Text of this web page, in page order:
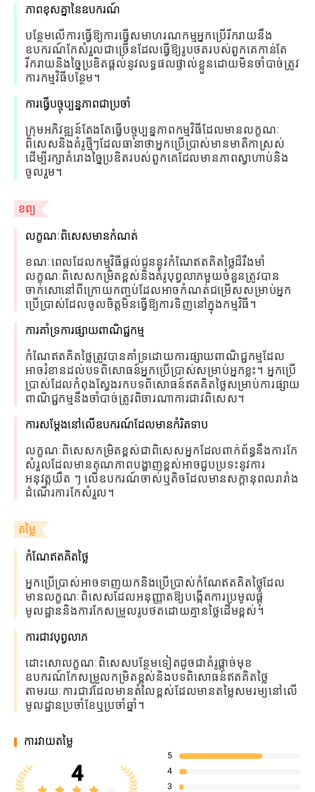
ភាពខុសគ្នានៃឧបករណ៍
បន្ថែមលើការធ្វើឱ្យការធ្វើសមាហរណកម្មអ្នកប្រើរីករាយនឹង
ឧបករណ៍កែសំរួលជាច្រើនដែលធ្វើឱ្យរូបថតរបស់ពួកគេកាន់តែ
រីករាយនិងច្នៃប្រឌិតផ្តល់នូវលទ្ធផលផ្ទាល់ខ្លួនដោយមិនចាំបាច់ត្រូវ
ការកម្មវិធីបន្ថែម។
ការធ្វើបច្ចុប្បន្នភាពជាប្រចាំ
ក្រុមអភិវឌ្ឍន៍តែងតែធ្វើបច្ចុប្បន្នភាពកម្មវិធីដែលមានលក្ខណៈ
ពិសេសនិងគំរូថ្មីៗដែលធានាថាអ្នកប្រើប្រាស់មានមាតិកាស្រស់
ដើម្បីរក្សាគំរោងច្នៃប្រឌិតរបស់ពួកគេដែលមានភាពស្វាហាប់និង
ចូលរួម។
ខព្យ
លក្ខណៈពិសេសមានកំណត់
ខណៈពេលដែលកម្មវិធីផ្តល់ជូននូវកំណែឥតគិតថ្លៃដ៏រឹងមាំ
លក្ខណៈពិសេសកម្រិតខ្ពស់និងគំរូបុព្វលាភមួយចំនួនត្រូវបាន
ចាក់សោនៅពីក្រោយកញ្ចប់ដែលអាចកំណត់ជម្រើសសម្រាប់អ្នក
ប្រើប្រាស់ដែលចូលចិត្តមិនធ្វើឱ្យការទិញនៅក្នុងកម្មវិធី។
ការគាំទ្រការផ្សាយពាណិជ្ជកម្ម
កំណែឥតគិតថ្លៃត្រូវបានគាំទ្រដោយការផ្សាយពាណិជ្ជកម្មដែល
អាចរំខានដល់បទពិសោធន៍អ្នកប្រើប្រាស់សម្រាប់អ្នកខ្លះ។ អ្នកប្រើ
ប្រាស់ដែលកំពុងស្វែងរកបទពិសោធន៍ឥតគិតថ្លៃសម្រាប់ការផ្សាយ
ពាណិជ្ជកម្មនឹងចាំបាច់ត្រូវពិចារណាការជាវពិសេស។
ការសម្តែងនៅលើឧបករណ៍ដែលមានកំរិតទាប
លក្ខណៈពិសេសកម្រិតខ្ពស់ជាពិសេសអ្នកដែលពាក់ព័ន្ធនឹងការកែ
សំរួលដែលមានគុណភាពបង្ហាញខ្ពស់អាចជួបប្រទះនូវការ
អនុវត្តយឺត ៗ លើឧបករណ៍ចាស់ឬតិចដែលមានសក្តានុពលរារាំង
ដំណើរការកែសំរួល។
តម្លៃ
កំណែឥតគិតថ្លៃ
អ្នកប្រើប្រាស់អាចទាញយកនិងប្រើប្រាស់កំណែឥតគិតថ្លៃដែល
មានលក្ខណៈពិសេសដែលអនុញ្ញាតឱ្យបង្កើតការប្រមូលផ្តុំ
មូលដ្ឋាននិងការកែសម្រួលរូបថតដោយគ្មានថ្លៃដើមខ្ពស់។
ការជាវបុព្វលាភ
ដោះសោលក្ខណៈពិសេសបន្ថែមទៀតដូចជាគំរូផ្តាច់មុខ
ឧបករណ៍កែសម្រួលកម្រិតខ្ពស់និងបទពិសោធន៍ឥតគិតថ្លៃ
តាមរយៈការជាវដែលមានតំលៃខ្ពស់ដែលមានតម្លៃសមរម្យនៅលើ
មូលដ្ឋានប្រចាំខែឬប្រចាំឆ្នាំ។
ការវាយតម្លៃ
4
5
4
3